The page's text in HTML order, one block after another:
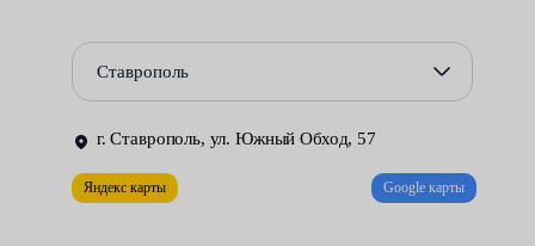
прочного асбеста, армированного сталью — они все равно
подвержены разрушению со временем.
В автосервисах Fresh Auto уплотнительные манжеты впуска и
выпуска заменяют оперативно и качественно. Наши
мотористы заодно проверят также общее функционирование
Ставрополь
г. Ставрополь, ул. Южный Обход, 57
Яндекс карты Google карты